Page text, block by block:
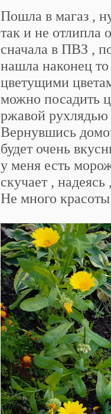
Пошла в магаз ,
так и не отлипла
сначала в ПВЗ ,
нашла наконец
цветущими
можно посадить
ржавой
Вернувшись
будет очень
у меня есть
скучает ,
Не много